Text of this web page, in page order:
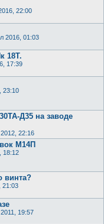
22:00
2016, 01:03
18Т.
17:39
23:10
Д35 на заводе
22:16
М14П
18:12
винта?
21:03
19:57